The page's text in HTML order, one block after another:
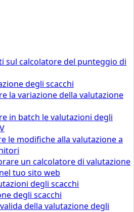
sul calcolatore del punteggio di
degli scacchi
la variazione della valutazione
in batch le valutazioni degli
le modifiche alla valutazione a
un calcolatore di valutazione
tuo sito web
degli scacchi
degli scacchi
della valutazione degli